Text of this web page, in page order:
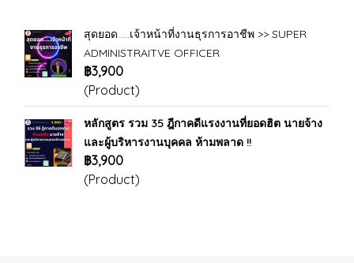
สุดยอด.....เจ้าหน้าที่งานธุรการอาชีพ >> SUPER
ADMINISTRAITVE OFFICER
฿3,900
(Product)
หลักสูตร รวม 35 ฎีกาคดีแรงงานที่ยอดฮิต นายจ้าง
และผู้บริหารงานบุคคล ห้ามพลาด !!
฿3,900
(Product)